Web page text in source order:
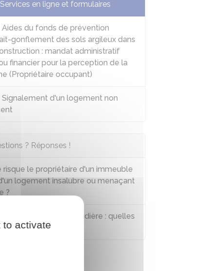
Services en ligne et formulaires
Aides du fonds de prévention
gonflement des sols argileux dans
: mandat administratif
financier pour la perception de la
(Propriétaire occupant)
Signalement d'un logement non
? Réponses !
risque le propriétaire d'un immeuble
logement insalubre ou menaçant
?
annuel de la chaudière : quelles
pour le locataire ?
to activate